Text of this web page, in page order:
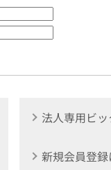
法人専用ビ
新規会員登